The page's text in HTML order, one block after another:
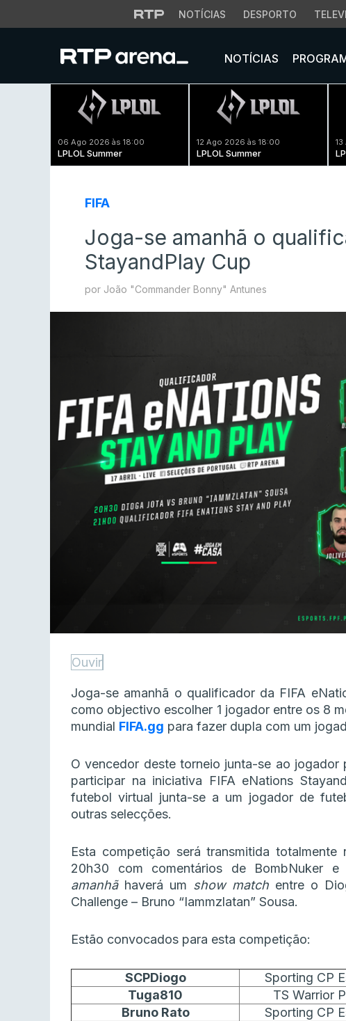
NOTÍCIAS DESPORTO
NOTÍCIAS
06 Ago 2026 às 18:00
LPLOL Summer
12 Ago 2026 às 18:00
LPLOL Summer
FIFA
Joga-se amanhã o
StayandPlay Cup
por João "Commander Bonny" Antunes
Ouvir
Joga-se amanhã o qualificador da FIFA
como objectivo escolher 1 jogador entre os 8
mundial FIFA.gg para fazer dupla com um
O vencedor deste torneio junta-se ao
participar na iniciativa FIFA eNations
futebol virtual junta-se a um jogador de
outras selecções.
Esta competição será transmitida totalmente
20h30 com comentários de BombNuker
amanhã haverá um show match entre o
Challenge – Bruno “Iammzlatan” Sousa.
Estão convocados para esta competição:
SCPDiogo Sporting CP
Tuga810
TS Warrior
Bruno Rato
Sporting CP